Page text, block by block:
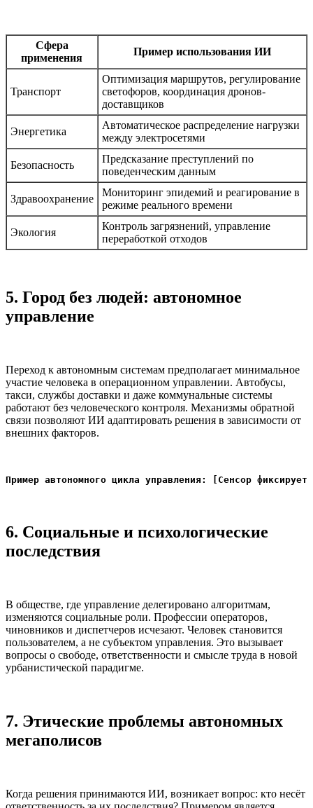
Сфера
применения
Пример использования ИИ
Транспорт
Оптимизация маршрутов, регулирование
светофоров, координация дронов-
доставщиков
Энергетика
Автоматическое распределение нагрузки
между электросетями
Безопасность
Предсказание преступлений по
поведенческим данным
Здравоохранение
Мониторинг эпидемий и реагирование в
режиме реального времени
Экология
Контроль загрязнений, управление
переработкой отходов
5. Город без людей: автономное
управление
Переход к автономным системам предполагает минимальное
участие человека в операционном управлении. Автобусы,
такси, службы доставки и даже коммунальные системы
работают без человеческого контроля. Механизмы обратной
связи позволяют ИИ адаптировать решения в зависимости от
внешних факторов.
Пример автономного цикла управления: [Сенсор
6. Социальные и психологические
последствия
В обществе, где управление делегировано алгоритмам,
изменяются социальные роли. Профессии операторов,
чиновников и диспетчеров исчезают. Человек становится
пользователем, а не субъектом управления. Это вызывает
вопросы о свободе, ответственности и смысле труда в новой
урбанистической парадигме.
7. Этические проблемы автономных
мегаполисов
Когда решения принимаются ИИ, возникает вопрос: кто несёт